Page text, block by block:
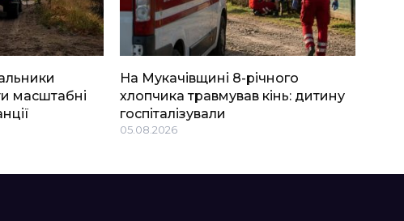
масштабні
На Мукачівщині 8-річного
хлопчика травмував кінь: дитину
госпіталізували
05.08.2026